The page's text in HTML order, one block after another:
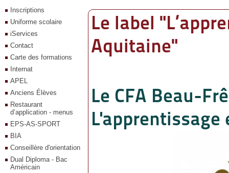
Inscriptions
Uniforme scolaire
iServices
Contact
Carte des formations
Internat
APEL
Anciens Élèves
Restaurant
d’application - menus
EPS-AS-SPORT
BIA
Conseillère d'orientation
Dual Diploma - Bac
Américain
Le label
Aquitaine"
Le CFA Beau-